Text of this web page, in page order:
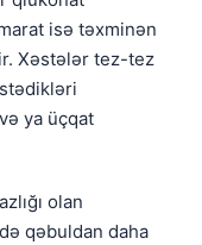
isə təxminən
Xəstələr tez-tez
ya üçqat
olan
qəbuldan daha